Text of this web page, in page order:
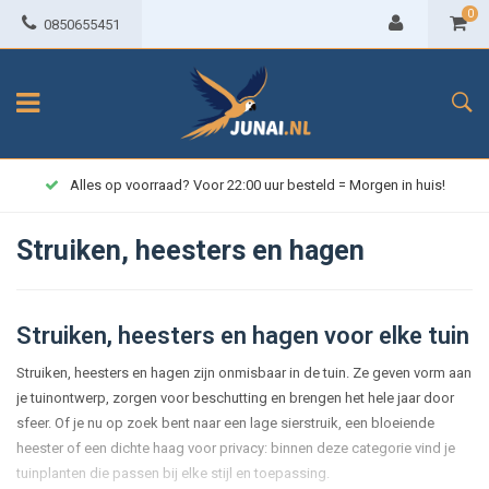
0850655451
0
Alles op voorraad? Voor 22:00 uur besteld = Morgen in huis!
Struiken, heesters en hagen
Struiken, heesters en hagen voor elke tuin
Struiken, heesters en hagen zijn onmisbaar in de tuin. Ze geven vorm aan
je tuinontwerp, zorgen voor beschutting en brengen het hele jaar door
sfeer. Of je nu op zoek bent naar een lage sierstruik, een bloeiende
heester of een dichte haag voor privacy: binnen deze categorie vind je
tuinplanten die passen bij elke stijl en toepassing.